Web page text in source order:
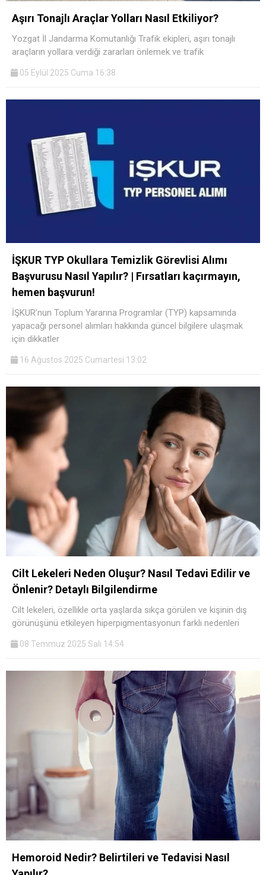
Aşırı Tonajlı Araçlar Yolları Nasıl Etkiliyor?
Yozgat İl Jandarma Komutanlığı Trafik ekipleri, aşırı tonajlı
araçların yollara verdiği zararları önlemek ve trafik
05 Eylül 2025 Cuma 16:38
İŞKUR TYP Okullara Temizlik Görevlisi Alımı
Başvurusu Nasıl Yapılır? | Fırsatları kaçırmayın,
hemen başvurun!
İŞKUR’nun Toplum Yararına Programlar (TYP) kapsamında
yapacağı personel alımları hakkında güncel bilgilere ulaşmak
için dikkatler
16 Ağustos 2025 Cumartesi 13:02
Cilt Lekeleri Neden Oluşur? Nasıl Tedavi Edilir ve
Önlenir? Detaylı Bilgilendirme
Cilt lekeleri, özellikle orta yaşlarda sıkça görülen ve kişinin dış
görünüşünü etkileyen hiperpigmentasyonun farklı nedenleri
08 Temmuz 2025 Salı 14:54
Hemoroid Nedir? Belirtileri ve Tedavisi Nasıl